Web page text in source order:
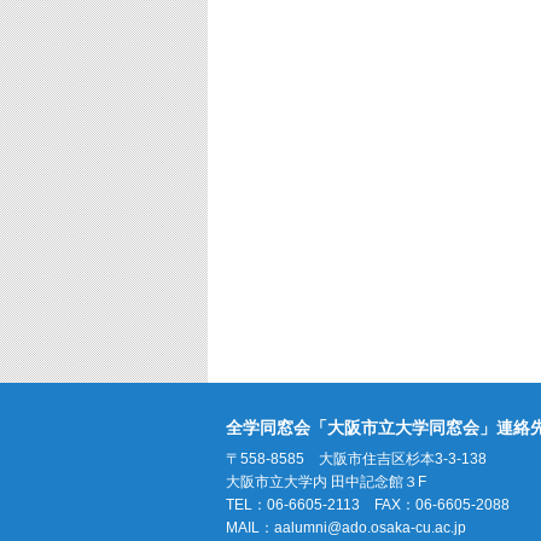
全学同窓会「大阪市立大学同窓会」連絡
〒558-8585 大阪市住吉区杉本3-3-138
大阪市立大学内 田中記念館３F
TEL：06-6605-2113 FAX：06-6605-2088
MAIL： aalumni@ado.osaka-cu.ac.jp